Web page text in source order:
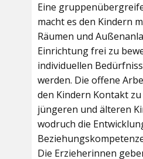
Eine
macht es den Kindern
Räumen und
Einrichtung frei zu
individuellen
werden. Die offene
den Kindern Kontakt
jüngeren und älteren
wodruch die
Die Erzieherinnen